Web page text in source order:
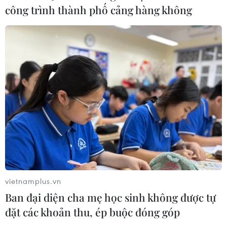
Tìm lời giải cho xu hướng gia tăng
ung thư phổi ở người trẻ không hút
thuốc
17/07/2026 01:00
Xem thêm
CƠ QUAN CHỦ QUẢN: THÔNG TẤN XÃ VIỆT NAM
Tổng Biên tập: TRẦN TIẾN DUẨN
công trình thành phố cảng hàng không
vietnamplus.vn
Ban đại diện cha mẹ học sinh không được tự
đặt các khoản thu, ép buộc đóng góp